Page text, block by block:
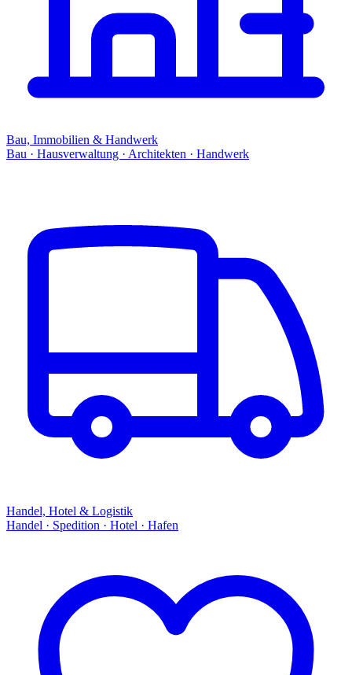
Bau, Immobilien & Handwerk
Bau · Hausverwaltung · Architekten · Handwerk
Handel, Hotel & Logistik
Handel · Spedition · Hotel · Hafen